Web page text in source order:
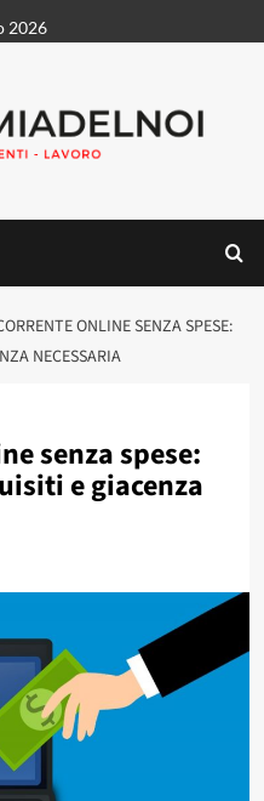
2026
ONLINE SENZA SPESE:
NECESSARIA
senza spese:
e giacenza